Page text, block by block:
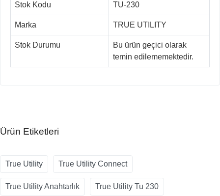
Stok Kodu TU-230
Marka TRUE UTILITY
Stok Durumu
Bu ürün geçici olarak
temin edilememektedir.
Ürün Etiketleri
True Utility True Utility Connect
True Utility Anahtarlık True Utility Tu 230